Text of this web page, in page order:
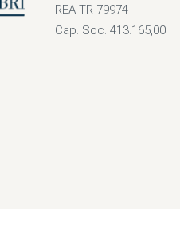
REA TR-79974
Cap. Soc. 413.165,00